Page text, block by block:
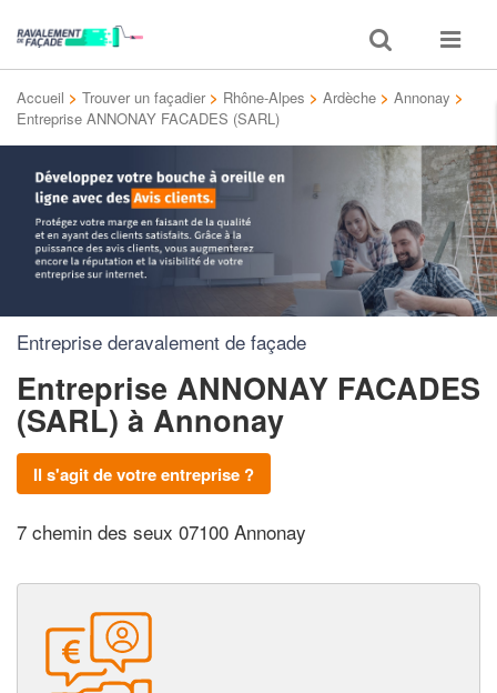
Toggle
search
Toggle
Accueil > Trouver un façadier > Rhône-Alpes > Ardèche > Annonay >
Entreprise ANNONAY FACADES (SARL)
Entreprise deravalement de façade
Entreprise ANNONAY FACADES
(SARL) à Annonay
Il s'agit de votre entreprise ?
7 chemin des seux 07100 Annonay